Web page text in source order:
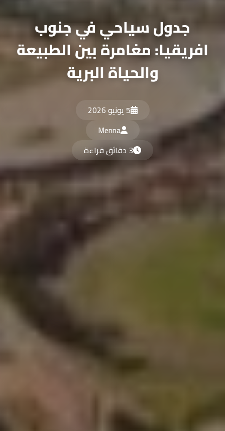
جدول سياحي في جنوب
افريقيا: مغامرة بين الطبيعة
والحياة البرية
5 يونيو 2026
Menna
3 دقائق قراءة